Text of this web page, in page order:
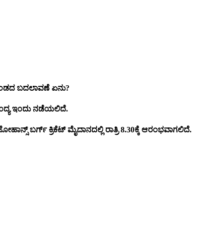
ಬದಲಾವಣೆ ಏನು?
ಇಂದು ನಡೆಯಲಿದೆ.
ಬರ್ಗ್ ಕ್ರಿಕೆಟ್ ಮೈದಾನದಲ್ಲಿ ರಾತ್ರಿ 8.30ಕ್ಕೆ ಆರಂಭವಾಗಲಿದೆ.